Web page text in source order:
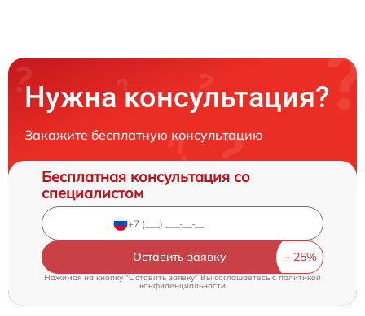
Нужна консультация?
Закажите бесплатную консультацию
Бесплатная консультация со
специалистом
Оставить заявку
Нажимая на кнопку "Оставить заявку" Вы соглашаетесь c политикой
конфиденциальности